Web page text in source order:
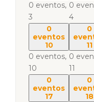
0 eventos,
3
0
4
0
eventos
10
0 eventos,
10
0
11
0
11
0
eventos
17
0
18